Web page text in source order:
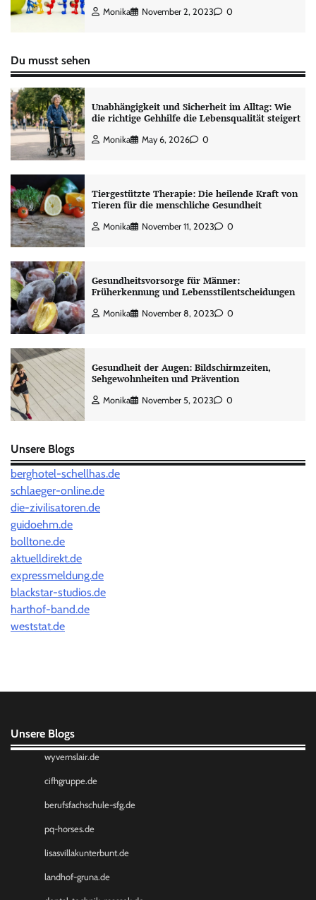
Monika November 2, 2023 0
Du musst sehen
Unabhängigkeit und Sicherheit im Alltag: Wie
die richtige Gehhilfe die Lebensqualität steigert
Monika May 6, 2026 0
Tiergestützte Therapie: Die heilende Kraft von
Tieren für die menschliche Gesundheit
Monika November 11, 2023 0
Gesundheitsvorsorge für Männer:
Früherkennung und Lebensstilentscheidungen
Monika November 8, 2023 0
Gesundheit der Augen: Bildschirmzeiten,
Sehgewohnheiten und Prävention
Monika November 5, 2023 0
Unsere Blogs
berghotel-schellhas.de
schlaeger-online.de
die-zivilisatoren.de
guidoehm.de
bolltone.de
aktuelldirekt.de
expressmeldung.de
blackstar-studios.de
harthof-band.de
weststat.de
Unsere Blogs
wyvernslair.de
cifhgruppe.de
berufsfachschule-sfg.de
pq-horses.de
lisasvillakunterbunt.de
landhof-gruna.de